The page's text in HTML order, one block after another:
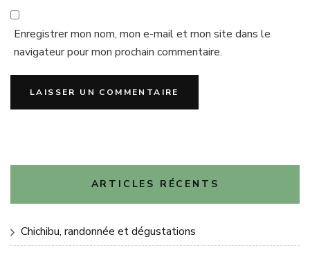
Enregistrer mon nom, mon e-mail et mon site dans le
navigateur pour mon prochain commentaire.
ARTICLES RÉCENTS
Chichibu, randonnée et dégustations